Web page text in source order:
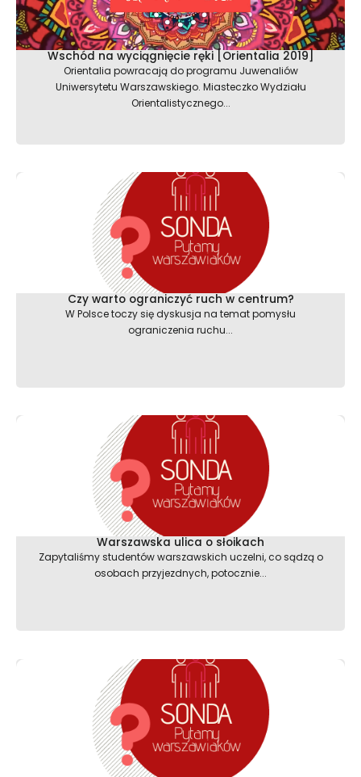
Wschód na wyciągnięcie ręki [Orientalia 2019]
Orientalia powracają do programu Juwenaliów
Uniwersytetu Warszawskiego. Miasteczko Wydziału
Orientalistycznego...
Czy warto ograniczyć ruch w centrum?
W Polsce toczy się dyskusja na temat pomysłu
ograniczenia ruchu...
Warszawska ulica o słoikach
Zapytaliśmy studentów warszawskich uczelni, co sądzą o
osobach przyjezdnych, potocznie...